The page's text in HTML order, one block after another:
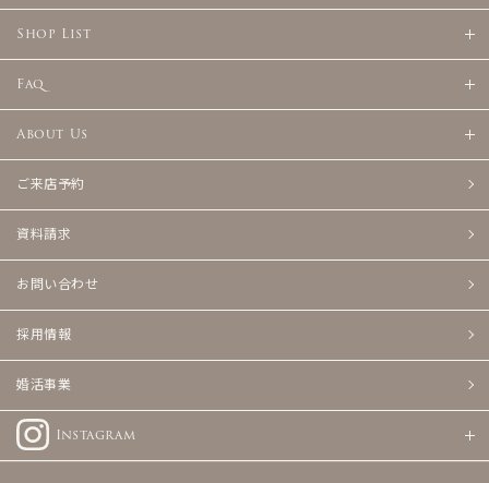
Shop List
Faq
About Us
ご来店予約
資料請求
お問い合わせ
採用情報
婚活事業
Instagram